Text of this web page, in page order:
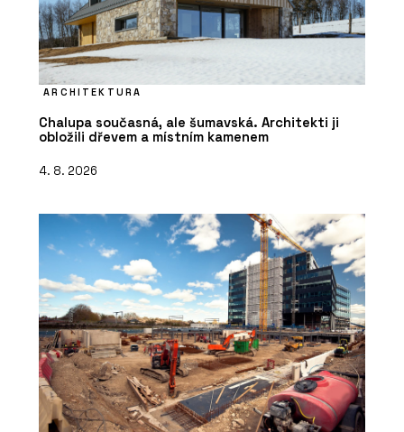
ARCHITEKTURA
Chalupa současná, ale šumavská. Architekti ji
obložili dřevem a místním kamenem
4. 8. 2026